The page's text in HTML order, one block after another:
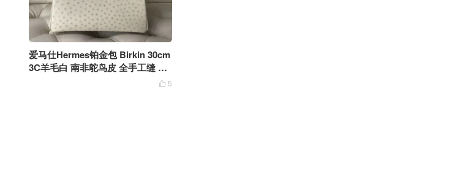
爱马仕Hermes铂金包 Birkin 30cm
3C羊毛白 南非鸵鸟皮 全手工缝 银
 5